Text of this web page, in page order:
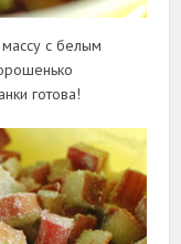
с белым
готова!